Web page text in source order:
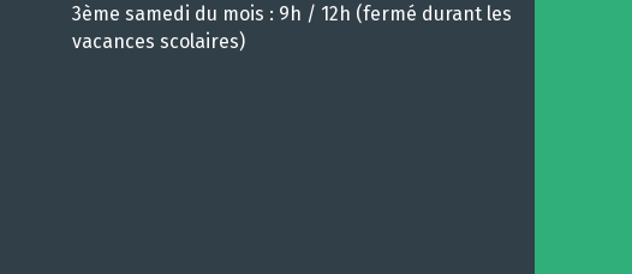
3ème samedi du mois : 9h / 12h (fermé durant les
vacances scolaires)